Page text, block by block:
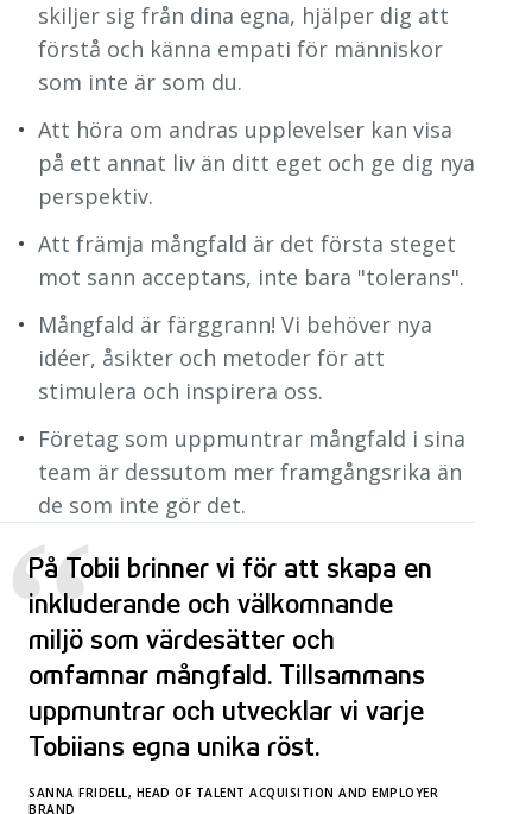
skiljer sig från dina egna, hjälper dig att
förstå och känna empati för människor
som inte är som du.
Att höra om andras upplevelser kan visa
på ett annat liv än ditt eget och ge dig nya
perspektiv.
Att främja mångfald är det första steget
mot sann acceptans, inte bara "tolerans".
Mångfald är färggrann! Vi behöver nya
idéer, åsikter och metoder för att
stimulera och inspirera oss.
Företag som uppmuntrar mångfald i sina
team är dessutom mer framgångsrika än
de som inte gör det.
“
På Tobii brinner vi för att skapa en
inkluderande och välkomnande
miljö som värdesätter och
omfamnar mångfald. Tillsammans
uppmuntrar och utvecklar vi varje
Tobiians egna unika röst.
SANNA FRIDELL, HEAD OF TALENT ACQUISITION AND EMPLOYER
BRAND